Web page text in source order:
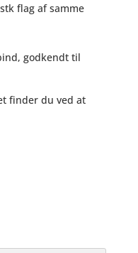
flag af samme
godkendt til
finder du ved at